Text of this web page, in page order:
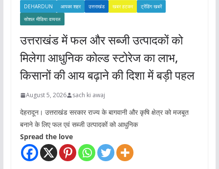
DEHARDUN आपका शहर उत्तराखंड खबर हटकर
ट्रेंडिंग खबरें
सोशल मीडिया वायरल
उत्तराखंड में फल और सब्जी उत्पादकों को
मिलेगा आधुनिक कोल्ड स्टोरेज का लाभ,
किसानों की आय बढ़ाने की दिशा में बड़ी पहल
August 5, 2026 sach ki awaj
देहरादून। उत्तराखंड सरकार राज्य के बागवानी और कृषि क्षेत्र को मजबूत
बनाने के लिए फल एवं सब्जी उत्पादकों को आधुनिक
Spread the love